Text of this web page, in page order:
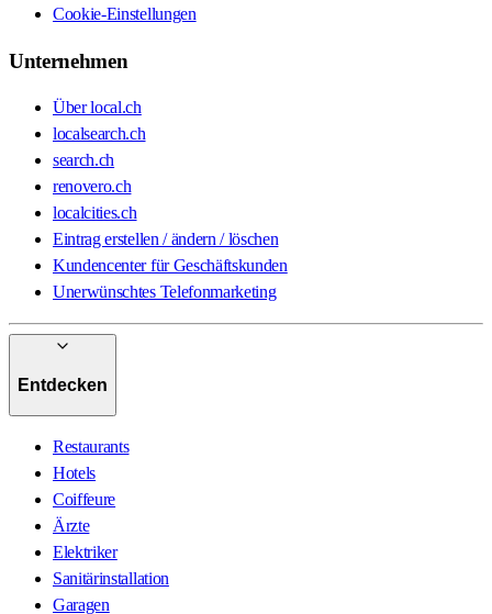
Cookie-Einstellungen
Unternehmen
Über local.ch
localsearch.ch
search.ch
renovero.ch
localcities.ch
Eintrag erstellen / ändern / löschen
Kundencenter für Geschäftskunden
Unerwünschtes Telefonmarketing
Entdecken
Restaurants
Hotels
Coiffeure
Ärzte
Elektriker
Sanitärinstallation
Garagen